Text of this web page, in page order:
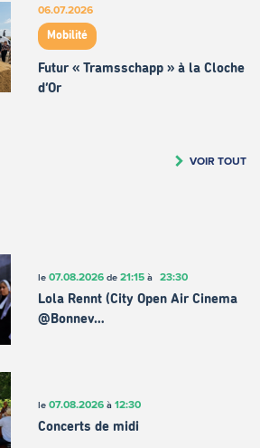
06.07.2026
Mobilité
Futur « Tramsschapp » à la Cloche
d’Or
VOIR TOUT
le 07.08.2026de 21:15à 23:30
Lola Rennt (City Open Air Cinema
@Bonnev…
le 07.08.2026à 12:30
Concerts de midi